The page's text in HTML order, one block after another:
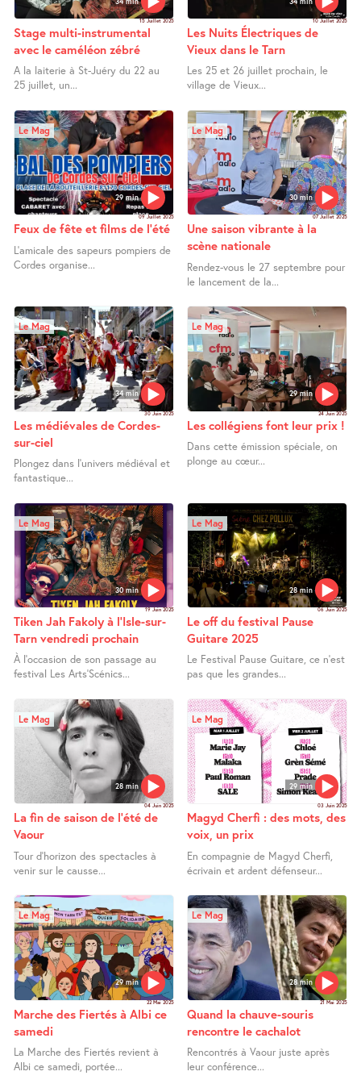
15 Juillet 2025
Stage multi-instrumental
avec le caméléon zébré
A la laiterie à St-Juéry du 22 au
25 juillet, un...
10 Juillet 2025
Les Nuits Électriques de
Vieux dans le Tarn
Les 25 et 26 juillet prochain, le
village de Vieux...
29 min
Le Mag
09 Juillet 2025
Feux de fête et films de l’été
L’amicale des sapeurs pompiers de
Cordes organise...
30 min
Le Mag
07 Juillet 2025
Une saison vibrante à la
scène nationale
Rendez-vous le 27 septembre pour
le lancement de la...
34 min
Le Mag
30 Juin 2025
Les médiévales de Cordes-
sur-ciel
Plongez dans l’univers médiéval et
fantastique...
29 min
Le Mag
24 Juin 2025
Les collégiens font leur prix !
Dans cette émission spéciale, on
plonge au cœur...
30 min
Le Mag
19 Juin 2025
Tiken Jah Fakoly à l’Isle-sur-
Tarn vendredi prochain
À l’occasion de son passage au
festival Les Arts’Scénics...
28 min
Le Mag
06 Juin 2025
Le off du festival Pause
Guitare 2025
Le Festival Pause Guitare, ce n’est
pas que les grandes...
28 min
Le Mag
04 Juin 2025
La fin de saison de l’été de
Vaour
Tour d’horizon des spectacles à
venir sur le causse...
29 min
Le Mag
03 Juin 2025
Magyd Cherfi : des mots, des
voix, un prix
En compagnie de Magyd Cherfi,
écrivain et ardent défenseur...
29 min
Le Mag
22 Mai 2025
Marche des Fiertés à Albi ce
samedi
La Marche des Fiertés revient à
Albi ce samedi, portée...
28 min
Le Mag
21 Mai 2025
Quand la chauve-souris
rencontre le cachalot
Rencontrés à Vaour juste après
leur conférence...